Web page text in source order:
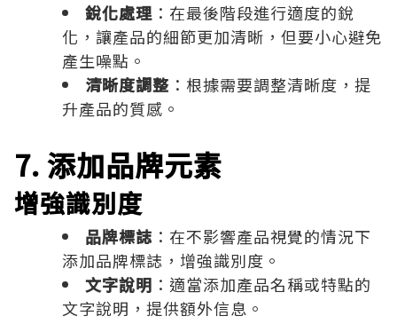
銳化處理 ：在最後階段進行適度的銳
化，讓產品的細節更加清晰，但要小心避免
產生噪點。
清晰度調整 ：根據需要調整清晰度，提
升產品的質感。
7. 添加品牌元素
增強識別度
品牌標誌 ：在不影響產品視覺的情況下
添加品牌標誌，增強識別度。
文字說明 ：適當添加產品名稱或特點的
文字說明，提供額外信息。